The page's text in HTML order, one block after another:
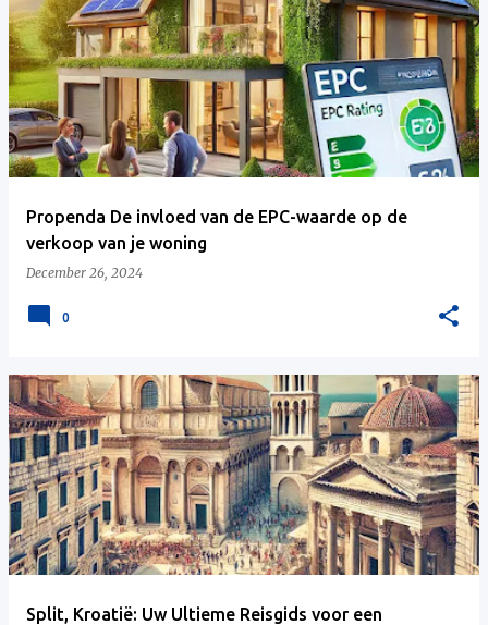
Propenda De invloed van de EPC-waarde op de
verkoop van je woning
December 26, 2024
0
Split, Kroatië: Uw Ultieme Reisgids voor een